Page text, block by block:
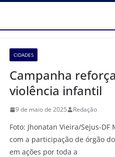
CIDADES
Campanha
violência infantil
9 de maio de 2025 Redação
Foto: Jhonatan Vieira/Sejus-DF
com a participação de órgão
em ações por toda a